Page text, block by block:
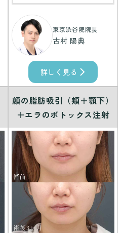
東京渋谷院院長
古村 陽典
詳しく見る
顔の脂肪吸引（頬＋顎下）
＋エラのボトックス注射